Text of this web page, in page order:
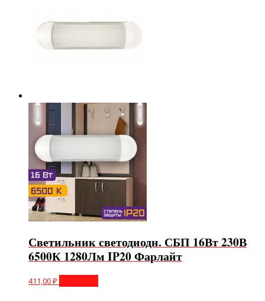
Светильник светодиодн. СБП 16Вт 230В
6500К 1280Лм IP20 Фарлайт
411,00₽